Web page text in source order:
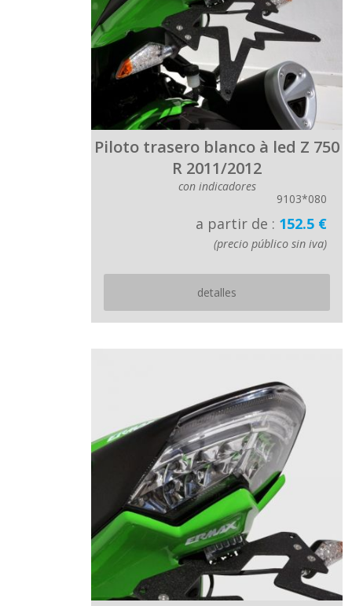
Piloto trasero blanco à led Z 750
R 2011/2012
con indicadores
9103*080
a partir de : 152.5 €
(precio público sin iva)
detalles